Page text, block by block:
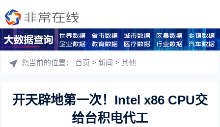
您当前的位置：首页 >新闻 >其他
开天辟地第一次！Intel x86 CPU交
给台积电代工